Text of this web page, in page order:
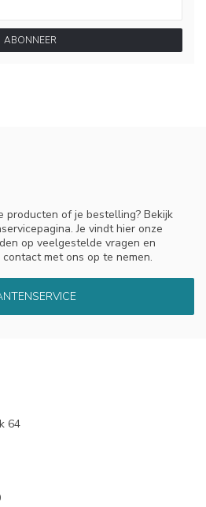
ABONNEER
producten of je bestelling? Bekijk
Je vindt hier onze
op veelgestelde vragen en
met ons op te nemen.
64